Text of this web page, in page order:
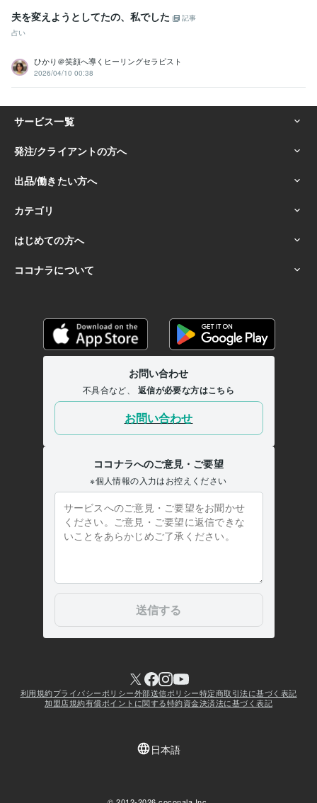
夫を変えようとしてたの、私でした
記事
占い
ひかり＠笑顔へ導くヒーリングセラピスト
2026/04/10 00:38